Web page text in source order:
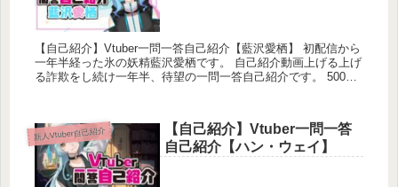
✦Twitter：https://twitter.com/umitsukishell
✦YouTube：
🐕👾🐕👾🐕👾🐕👾🐕👾🐕👾🐕👾
【自己紹介】Vtuber一問一答自己紹介【藍沢愛栖】 初配信から
一年半経った氷の妖精藍沢愛栖です。 自己紹介動画上げる上げ
る詐欺をし続け一年半、待望の一問一答自己紹介です。 500以
新人Vtuber自己紹介
【自己紹介】Vtuber一問一答
自己紹介【ハン・ウェイ】